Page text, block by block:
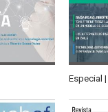
Especial